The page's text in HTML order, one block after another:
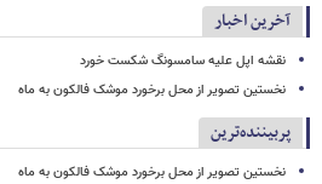
آخرین اخبار
نقشه اپل علیه سامسونگ شکست خورد
نخستین تصویر از محل برخورد موشک فالکون به ماه
پربیننده‌ترین
نخستین تصویر از محل برخورد موشک فالکون به ماه